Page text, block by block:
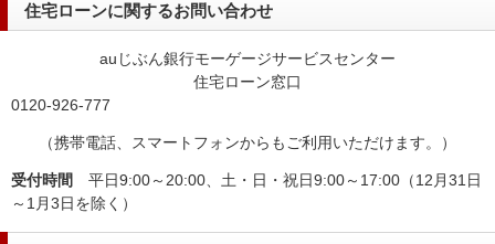
住宅ローンに関するお問い合わせ
auじぶん銀行モーゲージサービスセンター
住宅ローン窓口
0120-926-777
（携帯電話、スマートフォンからもご利用いただけます。）
受付時間
平日9:00～20:00、土・日・祝日9:00～17:00（12月31日
～1月3日を除く）